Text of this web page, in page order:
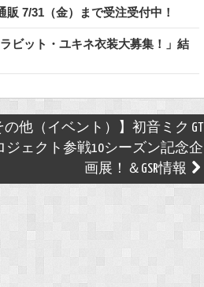
販 7/31（金）まで受注受付中！
ビット・ユキネ衣装大募集！」結
の他（イベント）】初音ミク GT
ジェクト参戦10シーズン記念企
画展！＆GSR情報